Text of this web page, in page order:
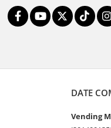
DATE
Vending